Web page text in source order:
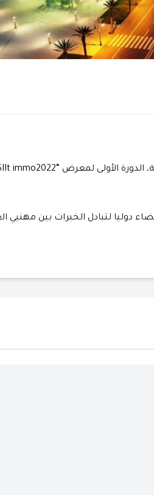
دوليا لتبادل الخبرات بين مهنيي